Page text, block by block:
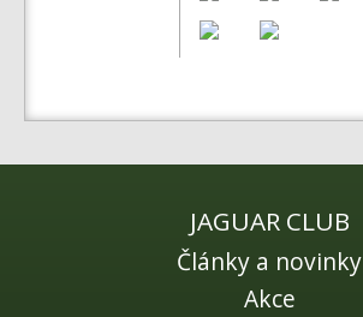
JAGUAR CLUB
Články a novinky
Akce